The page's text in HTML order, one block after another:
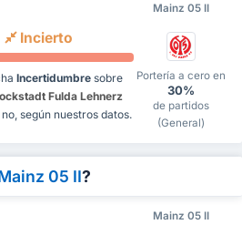
Mainz 05 II
Incierto
Incertidumbresobre
Fulda Lehnerz
según nuestros datos.
Portería a cero en
30%
de partidos
(General)
05 II?
Mainz 05 II